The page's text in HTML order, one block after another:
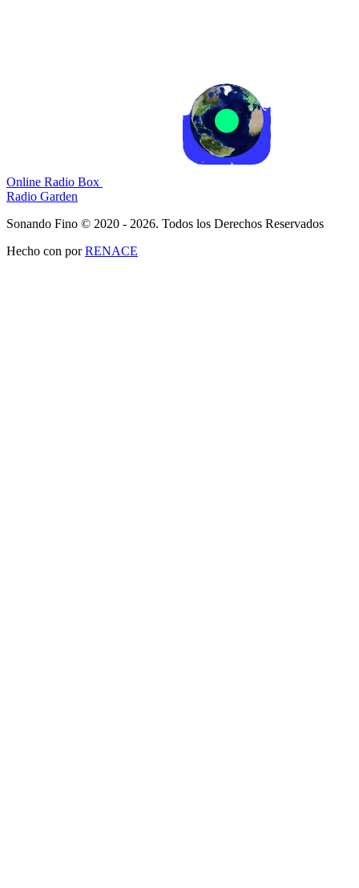
Online Radio Box
Radio Garden
Sonando Fino © 2020 - 2026. Todos los Derechos Reservados
Hecho con porRENACE